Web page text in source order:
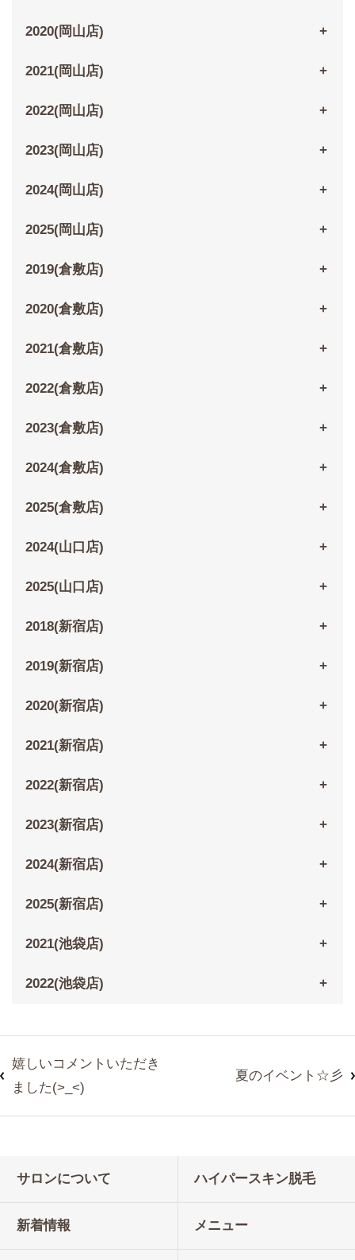
2020(岡山店)
2021(岡山店)
2022(岡山店)
2023(岡山店)
2024(岡山店)
2025(岡山店)
2019(倉敷店)
2020(倉敷店)
2021(倉敷店)
2022(倉敷店)
2023(倉敷店)
2024(倉敷店)
2025(倉敷店)
2024(山口店)
2025(山口店)
2018(新宿店)
2019(新宿店)
2020(新宿店)
2021(新宿店)
2022(新宿店)
2023(新宿店)
2024(新宿店)
2025(新宿店)
2021(池袋店)
2022(池袋店)
嬉しいコメントいただき
ました(>_<)
夏のイベント☆彡
サロンについて ハイパースキン脱毛
新着情報 メニュー